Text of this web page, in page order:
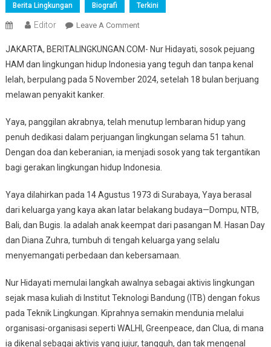
Berita Lingkungan Biografi Terkini
Editor Leave A CommentOn
Memoriam:
Nur
Hidayati,
Lingkungan
Yang
Tak
Lekang
JAKARTA, BERITALINGKUNGAN.COM- Nur Hidayati, sosok pejuang
HAM dan lingkungan hidup Indonesia yang teguh dan tanpa kenal
lelah, berpulang pada 5 November 2024, setelah 18 bulan berjuang
melawan penyakit kanker.
Yaya, panggilan akrabnya, telah menutup lembaran hidup yang
penuh dedikasi dalam perjuangan lingkungan selama 51 tahun.
Dengan doa dan keberanian, ia menjadi sosok yang tak tergantikan
bagi gerakan lingkungan hidup Indonesia.
Yaya dilahirkan pada 14 Agustus 1973 di Surabaya, Yaya berasal
dari keluarga yang kaya akan latar belakang budaya—Dompu, NTB,
Bali, dan Bugis. Ia adalah anak keempat dari pasangan M. Hasan Day
dan Diana Zuhra, tumbuh di tengah keluarga yang selalu
menyemangati perbedaan dan kebersamaan.
Nur Hidayati memulai langkah awalnya sebagai aktivis lingkungan
sejak masa kuliah di Institut Teknologi Bandung (ITB) dengan fokus
pada Teknik Lingkungan. Kiprahnya semakin mendunia melalui
organisasi-organisasi seperti WALHI, Greenpeace, dan Clua, di mana
ia dikenal sebagai aktivis yang jujur, tangguh, dan tak mengenal